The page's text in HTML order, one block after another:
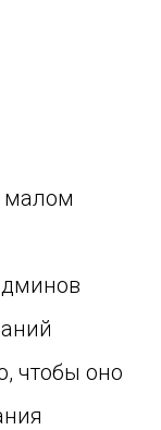
малом
чтобы оно